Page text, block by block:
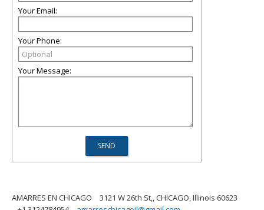
Your Email:
Your Phone:
Your Message:
AMARRES EN CHICAGO
3121 W 26th St,, CHICAGO, Illinois 60623